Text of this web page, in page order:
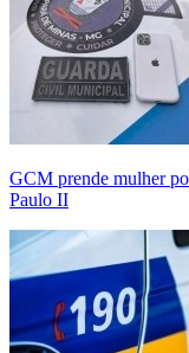
GCM prende mulher
Paulo II